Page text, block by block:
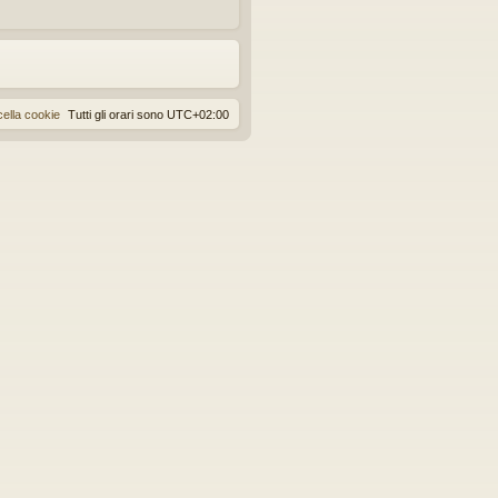
Tutti gli orari sono UTC+02:00
cookie